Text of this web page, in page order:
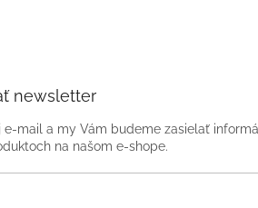
newsletter
e-mail a my Vám budeme zasielať
na našom e-shope.